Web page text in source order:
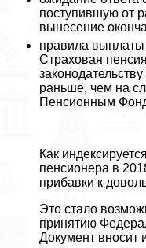
поступившую от
вынесение
правила выплаты
Страховая
раньше, чем на
Пенсионным
Как
пенсионера в
прибавки к
Это стало
принятию
Документ вносит